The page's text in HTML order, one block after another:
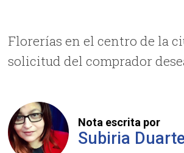
Florerías en el centro de la
solicitud del comprador
Nota escrita por
Subiria